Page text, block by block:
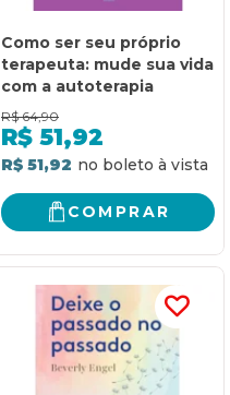
Como ser seu próprio
terapeuta: mude sua vida
com a autoterapia
R$ 64,90
R$ 51,92
R$ 51,92
COMPRAR